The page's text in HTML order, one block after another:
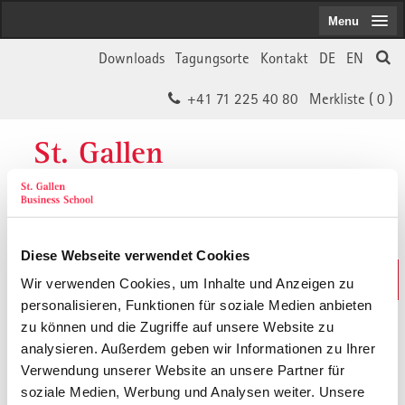
Diese Webseite verwendet Cookies
Wir verwenden Cookies, um Inhalte und Anzeigen zu
personalisieren, Funktionen für soziale Medien anbieten
zu können und die Zugriffe auf unsere Website zu
analysieren. Außerdem geben wir Informationen zu Ihrer
Verwendung unserer Website an unsere Partner für
soziale Medien, Werbung und Analysen weiter. Unsere
EN
DE
Kontakt
Tagungsorte
Downloads
Merkliste ( 0 )
+41 71 225 40 80
St. Gallen
Business School
Weiterbildungs-Suche
In 30 Sekunden das Passende finden
Menu
Der von Ihnen gesuchte Inhalt ist